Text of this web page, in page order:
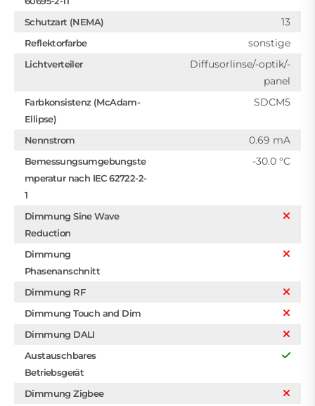
Schutzart (NEMA)
13
Reflektorfarbe sonstige
Lichtverteiler
Diffusorlinse/-optik/-
panel
Farbkonsistenz (McAdam-
Ellipse)
SDCM5
Nennstrom 0.69 mA
Bemessungsumgebungste
mperatur nach IEC 62722-2-
1
-30.0 °C
Dimmung Sine Wave
Reduction
Dimmung
Phasenanschnitt
Dimmung RF
Dimmung Touch and Dim
Dimmung DALI
Austauschbares
Betriebsgerät
Dimmung Zigbee